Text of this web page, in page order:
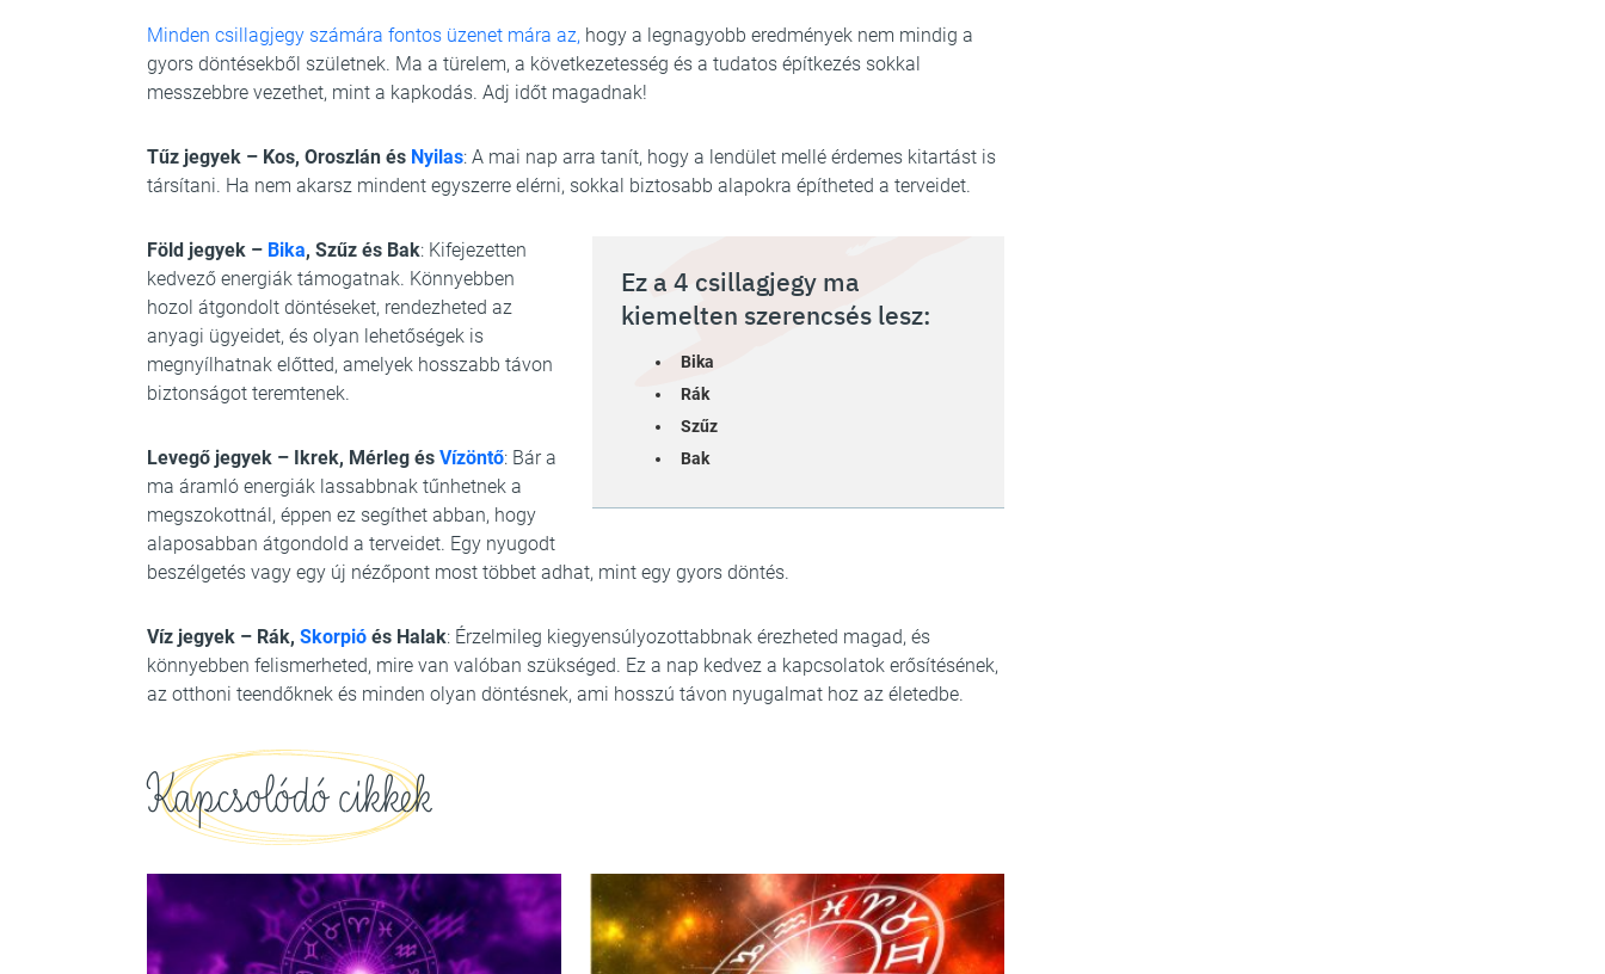
Minden csillagjegy számára fontos üzenet mára az, hogy a legnagyobb eredmények nem mindig a
gyors döntésekből születnek. Ma a türelem, a következetesség és a tudatos építkezés sokkal
messzebbre vezethet, mint a kapkodás. Adj időt magadnak!
Tűz jegyek – Kos, Oroszlán és Nyilas: A mai nap arra tanít, hogy a lendület mellé érdemes kitartást is
társítani. Ha nem akarsz mindent egyszerre elérni, sokkal biztosabb alapokra építheted a terveidet.
Ez a 4 csillagjegy ma
kiemelten szerencsés lesz:
Bika
Rák
Szűz
Bak
Föld jegyek – Bika, Szűz és Bak: Kifejezetten
kedvező energiák támogatnak. Könnyebben
hozol átgondolt döntéseket, rendezheted az
anyagi ügyeidet, és olyan lehetőségek is
megnyílhatnak előtted, amelyek hosszabb távon
biztonságot teremtenek.
Levegő jegyek – Ikrek, Mérleg és Vízöntő: Bár a
ma áramló energiák lassabbnak tűnhetnek a
megszokottnál, éppen ez segíthet abban, hogy
alaposabban átgondold a terveidet. Egy nyugodt
beszélgetés vagy egy új nézőpont most többet adhat, mint egy gyors döntés.
Víz jegyek – Rák, Skorpió és Halak: Érzelmileg kiegyensúlyozottabbnak érezheted magad, és
könnyebben felismerheted, mire van valóban szükséged. Ez a nap kedvez a kapcsolatok erősítésének,
az otthoni teendőknek és minden olyan döntésnek, ami hosszú távon nyugalmat hoz az életedbe.
Kapcsolódó cikkek